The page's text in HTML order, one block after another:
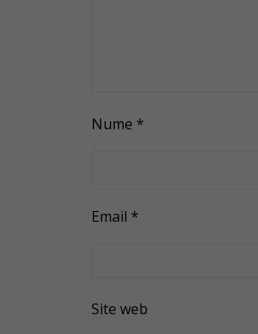
Nume *
Email *
Site web